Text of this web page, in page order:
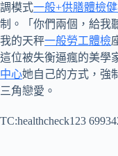
調模式一般+供膳體檢
制。「你們兩個，給我
我的天秤一般勞工體檢
這位被失衡逼瘋的美學
中心她自己的方式，強
三角戀愛。
TC:healthcheck123